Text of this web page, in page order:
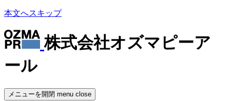
本文へスキップ
株式会社オズマピーア
ール
メニューを開閉 menu close